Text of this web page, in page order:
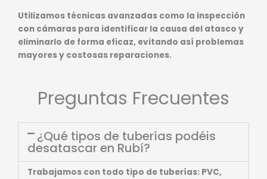
Utilizamos técnicas avanzadas como la inspección
con cámaras para identificar la causa del atasco y
eliminarlo de forma eficaz, evitando así problemas
mayores y costosas reparaciones.
Preguntas Frecuentes
¿Qué tipos de tuberías podéis
desatascar en Rubí?
Trabajamos con todo tipo de tuberías: PVC,